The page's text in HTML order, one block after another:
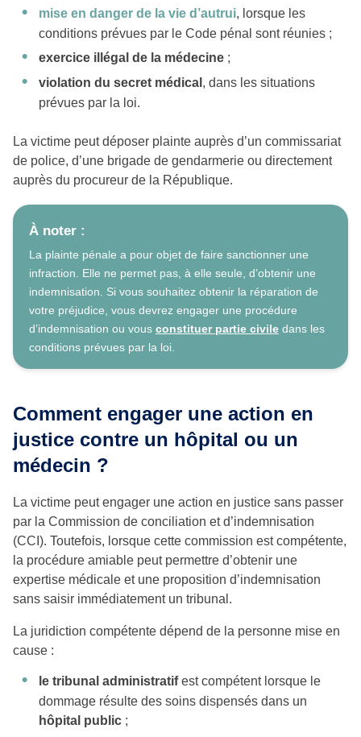
mise en danger de la vie d’autrui, lorsque les
conditions prévues par le Code pénal sont réunies ;
exercice illégal de la médecine ;
violation du secret médical , dans les situations
prévues par la loi.
La victime peut déposer plainte auprès d’un commissariat
de police, d’une brigade de gendarmerie ou directement
auprès du procureur de la République.
À noter :
La plainte pénale a pour objet de faire sanctionner une
infraction. Elle ne permet pas, à elle seule, d’obtenir une
indemnisation. Si vous souhaitez obtenir la réparation de
votre préjudice, vous devrez engager une procédure
d’indemnisation ou vous constituer partie civile dans les
conditions prévues par la loi.
Comment engager une action en
justice contre un hôpital ou un
médecin ?
La victime peut engager une action en justice sans passer
par la Commission de conciliation et d’indemnisation
(CCI). Toutefois, lorsque cette commission est compétente,
la procédure amiable peut permettre d’obtenir une
expertise médicale et une proposition d’indemnisation
sans saisir immédiatement un tribunal.
La juridiction compétente dépend de la personne mise en
cause :
le tribunal administratifest compétent lorsque le
dommage résulte des soins dispensés dans un
hôpital public ;